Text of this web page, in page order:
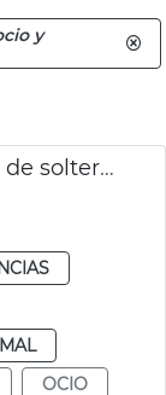
y
premio campaña despedidas de soltero valència
OCIO